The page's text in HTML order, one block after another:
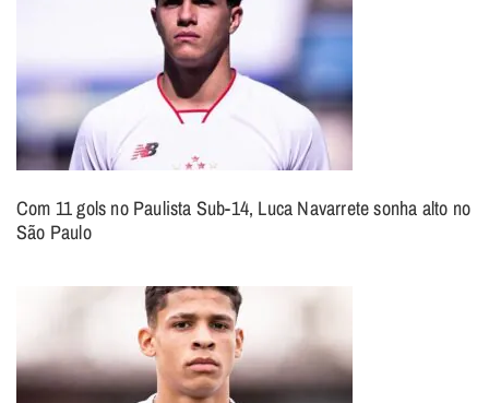
Com 11 gols no Paulista Sub-14, Luca Navarrete sonha alto no
São Paulo